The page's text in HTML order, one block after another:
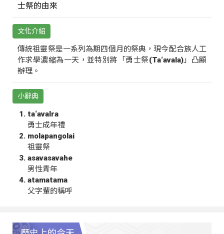
士祭的由來
文化介紹
傳統祖靈祭是一系列為期四個月的祭典，現今配合族人工
作求學濃縮為一天，並特別將「勇士祭(Ta‘avala)」凸顯
辦理。
小辭典
ta‘avalra
勇士成年禮
molapangolai
祖靈祭
asavasavahe
男性青年
atamatama
父字輩的稱呼